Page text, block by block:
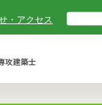
・アクセス